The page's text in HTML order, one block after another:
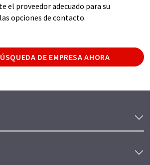
el proveedor adecuado para su
opciones de contacto.
DE EMPRESA AHORA